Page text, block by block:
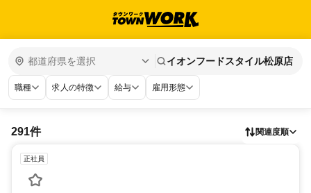
イオンフードスタイル松原店
職種 求人の特徴 給与 雇用形態
291件 関連度順
正社員